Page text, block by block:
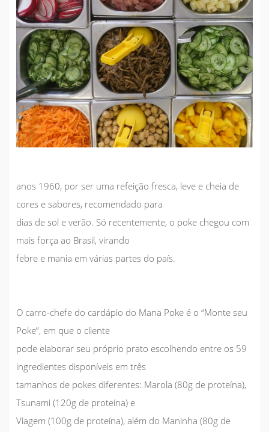
anos 1960, por ser uma refeição fresca, leve e cheia de
cores e sabores, recomendado para
dias de sol e verão. Só recentemente, o poke chegou com
mais força ao Brasil, virando
febre e mania em várias partes do país.
O carro-chefe do cardápio do Mana Poke é o “Monte seu
Poke”, em que o cliente
pode elaborar seu próprio prato escolhendo entre os 59
ingredientes disponíveis em três
tamanhos de pokes diferentes: Marola (80g de proteína),
Tsunami (120g de proteína) e
Viagem (100g de proteína), além do Maninha (80g de